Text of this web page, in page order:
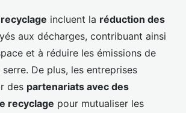
recyclage incluent la réduction des
aux décharges, contribuant ainsi
et à réduire les émissions de
De plus, les entreprises
des partenariats avec des
recyclage pour mutualiser les